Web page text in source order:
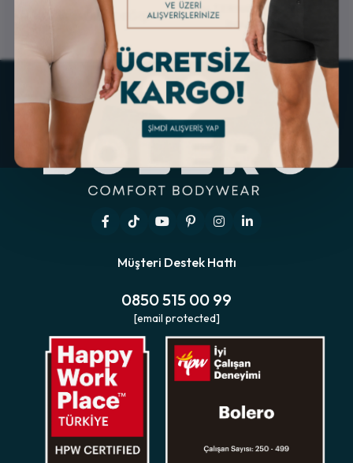
KOLAY İADE & DEĞİŞİM
ALTERNATİF ÖDEME
İMKANLARI
Müşteri Destek Hattı
0850 515 00 99
[email protected]